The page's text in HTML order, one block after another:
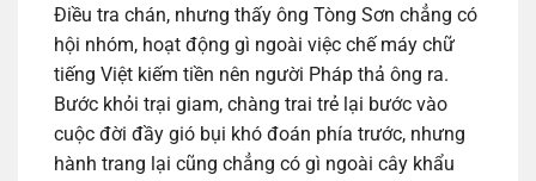
Điều tra chán, nhưng thấy ông Tòng Sơn chẳng có
hội nhóm, hoạt động gì ngoài việc chế máy chữ
tiếng Việt kiếm tiền nên người Pháp thả ông ra.
Bước khỏi trại giam, chàng trai trẻ lại bước vào
cuộc đời đầy gió bụi khó đoán phía trước, nhưng
hành trang lại cũng chẳng có gì ngoài cây khẩu